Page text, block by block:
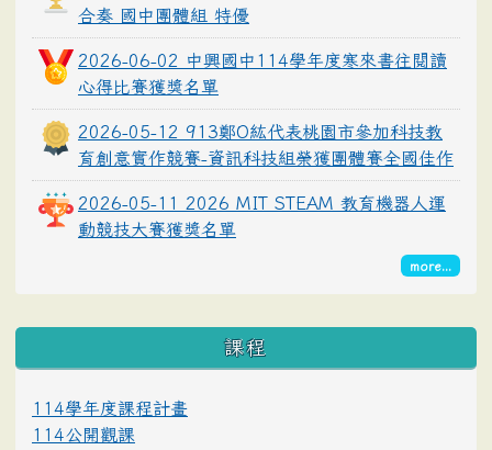
合奏 國中團體組 特優
2026-06-02 中興國中114學年度寒來書往閱讀
心得比賽獲獎名單
2026-05-12 913鄭O紘代表桃園市參加科技教
育創意實作競賽-資訊科技組榮獲團體賽全國佳作
2026-05-11 2026 MIT STEAM 教育機器人運
動競技大賽獲獎名單
more...
課程
114學年度課程計畫
114公開觀課